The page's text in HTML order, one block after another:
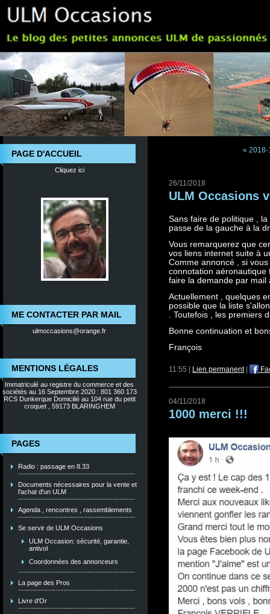
PAGE D'ACCUEIL
Cliquez ici
ME CONTACTER PAR MAIL
ulmoccasions@orange.fr
MENTIONS LÉGALES
Immatriculé au registre du commerce et des
sociétés au 16 Septembre 2020 : 801 360 173
RCS Dunkerque Domicilié au 104 rue du petit
croquet , 59173 BLARINGHEM
PAGES
Radio : passage en 8.33
Documents nécessaires pour la vente et
l'achat d'un ULM
Agenda , rencontres , rassemblements
Se servir de ULM Occasions
ULM Occasion: sécurité, garantie,
antivol
Coordonnées des annonceurs
La page des Pros
Livre d'Or
« 2018-
26/11/2018
ULM Occasions
Sans faire de politique ,
passe de la gauche à la
Vous remarquerez que
vos liens internet suite à
Comme annoncé , si
connotation
faire la demande par
Actuellement , quelques
possible que la liste
. Toutefois , les premiers
Bonne continuation et
François
11:55 | Lien permanent|
04/11/2018
1000 merci !!!